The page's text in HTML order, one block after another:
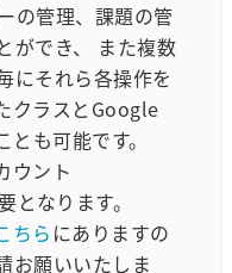
の管理、課題の管
ができ、 また複数
にそれら各操作を
クラスとGoogle
も可能です。
ウント
となります。
ちら にありますの
お願いいたしま